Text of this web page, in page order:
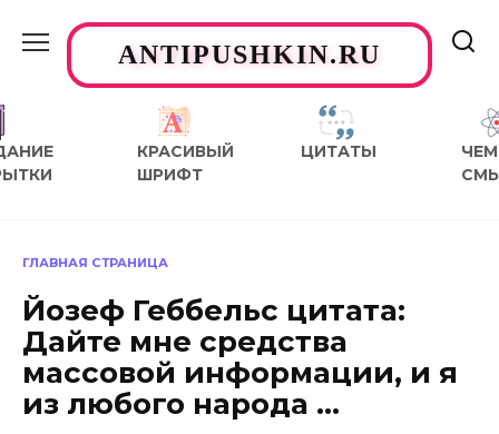
содержаниюANTIPUSHKIN.RU
КРАСИВЫЙ
ШРИФТ
ЦИТАТЫ
ЧЕМ
ГЛАВНАЯ СТРАНИЦА
Йозеф Геббельс цитата:
Дайте мне средства
массовой информации, и я
из любого народа …